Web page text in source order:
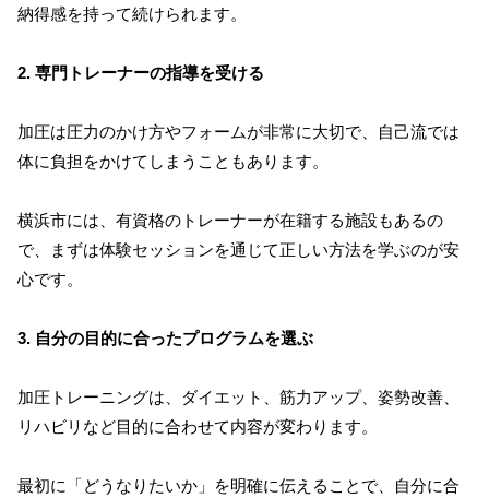
納得感を持って続けられます。
2. 専門トレーナーの指導を受ける
加圧は圧力のかけ方やフォームが非常に大切で、自己流では
体に負担をかけてしまうこともあります。
横浜市には、有資格のトレーナーが在籍する施設もあるの
で、まずは体験セッションを通じて正しい方法を学ぶのが安
心です。
3. 自分の目的に合ったプログラムを選ぶ
加圧トレーニングは、ダイエット、筋力アップ、姿勢改善、
リハビリなど目的に合わせて内容が変わります。
最初に「どうなりたいか」を明確に伝えることで、自分に合